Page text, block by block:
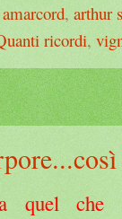
amarcord, arthur
ricordi,
a quel